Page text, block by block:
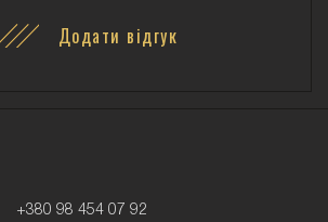
Додати відгук
+380 98 454 07 92